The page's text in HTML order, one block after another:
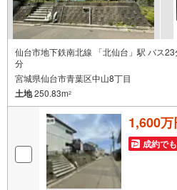
仙台市地下鉄南北線 「北仙台」駅 バス
分
宮城県仙台市青葉区中山8丁目
土地250.83m2
1,600万
成約で